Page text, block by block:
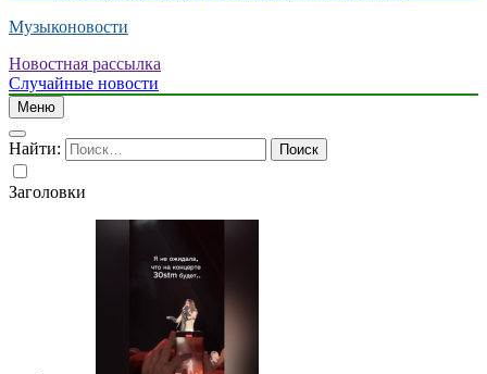
Музыконовости
Новостная рассылка
Случайные новости
Меню
Найти:
Заголовки